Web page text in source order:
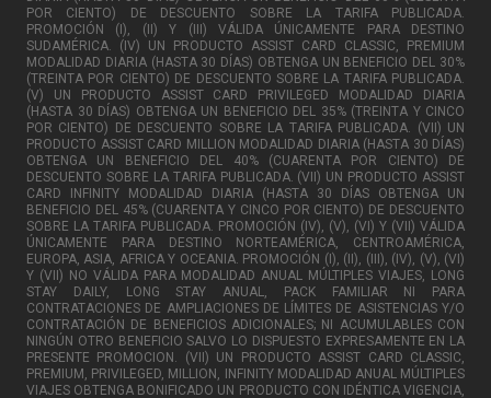
POR CIENTO) DE DESCUENTO SOBRE LA TARIFA PUBLICADA.
PROMOCIÓN (I), (II) Y (III) VÁLIDA ÚNICAMENTE PARA DESTINO
SUDAMÉRICA. (IV) UN PRODUCTO ASSIST CARD CLASSIC, PREMIUM
MODALIDAD DIARIA (HASTA 30 DÍAS) OBTENGA UN BENEFICIO DEL 30%
(TREINTA POR CIENTO) DE DESCUENTO SOBRE LA TARIFA PUBLICADA.
(V) UN PRODUCTO ASSIST CARD PRIVILEGED MODALIDAD DIARIA
(HASTA 30 DÍAS) OBTENGA UN BENEFICIO DEL 35% (TREINTA Y CINCO
POR CIENTO) DE DESCUENTO SOBRE LA TARIFA PUBLICADA. (VII) UN
PRODUCTO ASSIST CARD MILLION MODALIDAD DIARIA (HASTA 30 DÍAS)
OBTENGA UN BENEFICIO DEL 40% (CUARENTA POR CIENTO) DE
DESCUENTO SOBRE LA TARIFA PUBLICADA. (VII) UN PRODUCTO ASSIST
CARD INFINITY MODALIDAD DIARIA (HASTA 30 DÍAS OBTENGA UN
BENEFICIO DEL 45% (CUARENTA Y CINCO POR CIENTO) DE DESCUENTO
SOBRE LA TARIFA PUBLICADA. PROMOCIÓN (IV), (V), (VI) Y (VII) VÁLIDA
ÚNICAMENTE PARA DESTINO NORTEAMÉRICA, CENTROAMÉRICA,
EUROPA, ASIA, AFRICA Y OCEANIA. PROMOCIÓN (I), (II), (III), (IV), (V), (VI)
Y (VII) NO VÁLIDA PARA MODALIDAD ANUAL MÚLTIPLES VIAJES, LONG
STAY DAILY, LONG STAY ANUAL, PACK FAMILIAR NI PARA
CONTRATACIONES DE AMPLIACIONES DE LÍMITES DE ASISTENCIAS Y/O
CONTRATACIÓN DE BENEFICIOS ADICIONALES; NI ACUMULABLES CON
NINGÚN OTRO BENEFICIO SALVO LO DISPUESTO EXPRESAMENTE EN LA
PRESENTE PROMOCION. (VII) UN PRODUCTO ASSIST CARD CLASSIC,
PREMIUM, PRIVILEGED, MILLION, INFINITY MODALIDAD ANUAL MÚLTIPLES
VIAJES OBTENGA BONIFICADO UN PRODUCTO CON IDÉNTICA VIGENCIA,